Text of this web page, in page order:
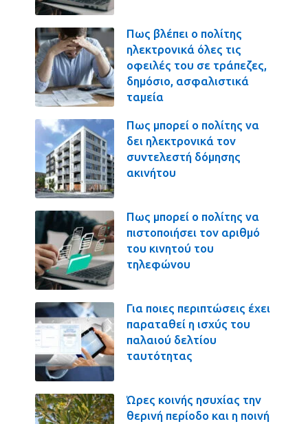
Πως βλέπει ο πολίτης
ηλεκτρονικά όλες τις
οφειλές του σε τράπεζες,
δημόσιο, ασφαλιστικά
ταμεία
Πως μπορεί ο πολίτης να
δει ηλεκτρονικά τον
συντελεστή δόμησης
ακινήτου
Πως μπορεί ο πολίτης να
πιστοποιήσει τον αριθμό
του κινητού του
τηλεφώνου
Για ποιες περιπτώσεις έχει
παραταθεί η ισχύς του
παλαιού δελτίου
ταυτότητας
Ώρες κοινής ησυχίας την
θερινή περίοδο και η ποινή